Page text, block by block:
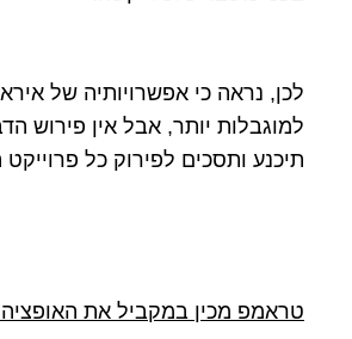
לכן, נראה כי אפשרויותיה של
למוגבלות יותר, אבל אין פירוש
תיכנע ותסכים לפירוק כל
טראמפ מכין במקביל את